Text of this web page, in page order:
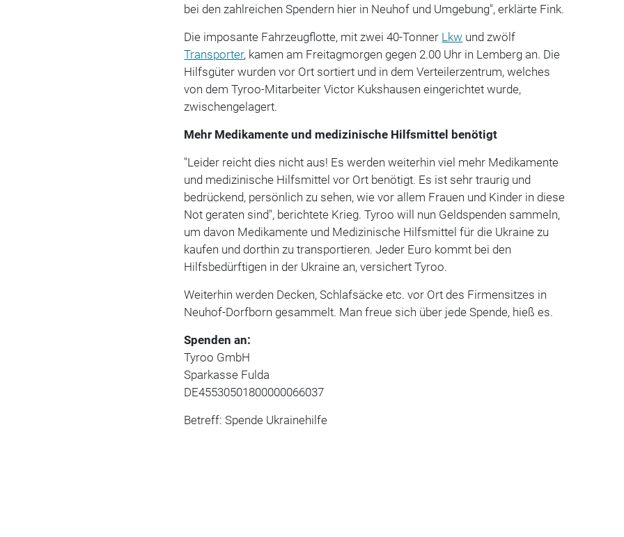
bei den zahlreichen Spendern hier in Neuhof und Umgebung", erklärte Fink.
Die imposante Fahrzeugflotte, mit zwei 40-Tonner Lkw und zwölf
Transporter, kamen am Freitagmorgen gegen 2.00 Uhr in Lemberg an. Die
Hilfsgüter wurden vor Ort sortiert und in dem Verteilerzentrum, welches
von dem Tyroo-Mitarbeiter Victor Kukshausen eingerichtet wurde,
zwischengelagert.
Mehr Medikamente und medizinische Hilfsmittel benötigt
"Leider reicht dies nicht aus! Es werden weiterhin viel mehr Medikamente
und medizinische Hilfsmittel vor Ort benötigt. Es ist sehr traurig und
bedrückend, persönlich zu sehen, wie vor allem Frauen und Kinder in diese
Not geraten sind", berichtete Krieg. Tyroo will nun Geldspenden sammeln,
um davon Medikamente und Medizinische Hilfsmittel für die Ukraine zu
kaufen und dorthin zu transportieren. Jeder Euro kommt bei den
Hilfsbedürftigen in der Ukraine an, versichert Tyroo.
Weiterhin werden Decken, Schlafsäcke etc. vor Ort des Firmensitzes in
Neuhof-Dorfborn gesammelt. Man freue sich über jede Spende, hieß es.
Spenden an:
Tyroo GmbH
Sparkasse Fulda
DE45530501800000066037
Betreff: Spende Ukrainehilfe